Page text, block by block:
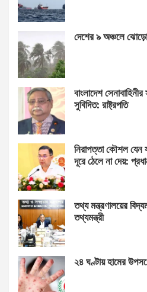
দেশের ৯ অঞ্চলে
বাংলাদেশ
সুবিদিত: রাষ্ট্রপতি
নিরাপত্তা কৌশল যেন
দূরে ঠেলে না দেয়:
তথ্য মন্ত্রণালয়ের
তথ্যমন্ত্রী
২৪ ঘণ্টায় হামের